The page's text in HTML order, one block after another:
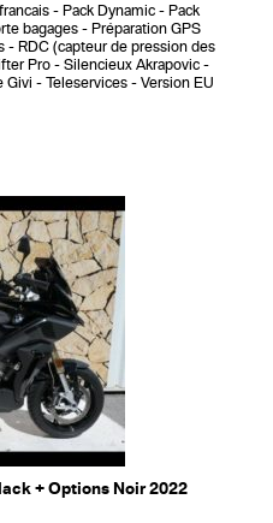
Pack Dynamic
Pack
bagages
Préparation GPS
RDC (capteur de pression des
Pro
Silencieux Akrapovic
Givi Teleservices
Version EU
+ Options Noir 2022